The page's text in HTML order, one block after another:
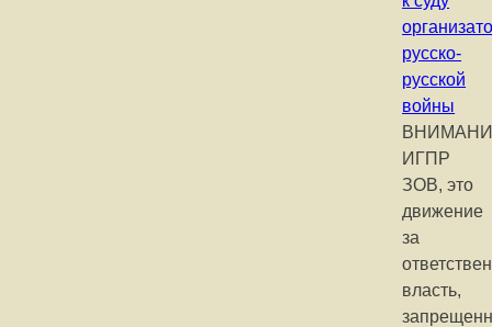
русско-
русской
войны
ИГПР
ЗОВ, это
движение
за
власть,